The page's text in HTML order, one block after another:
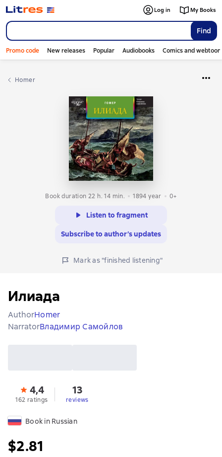
Find
Log in My Books
Promo code New releases Popular Audiobooks Comics and
Homer
Book duration 22 h. 14 min. 1894 year 0+
Listen to fragment
Subscribe to author’s updates
Mark as "finished listening"
Илиада
AuthorHomer
NarratorВладимир Самойлов
4,4
162 ratings
13
reviews
Book in Russian
$2.81